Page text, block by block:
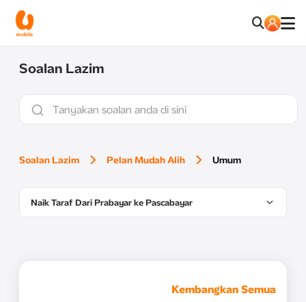
Soalan Lazim
Soalan Lazim Pelan Mudah Alih Umum
Naik Taraf Dari Prabayar ke Pascabayar
Kembangkan Semua